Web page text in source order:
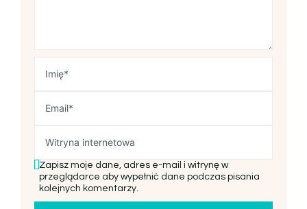
Zapisz moje dane, adres e-mail i witrynę w
przeglądarce aby wypełnić dane podczas pisania
kolejnych komentarzy.